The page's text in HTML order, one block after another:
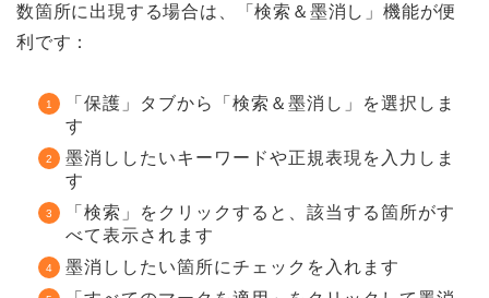
数箇所に出現する場合は、「検索＆墨消し」機能が便
利です：
「保護」タブから「検索＆墨消し」を選択しま
す
墨消ししたいキーワードや正規表現を入力しま
す
「検索」をクリックすると、該当する箇所がす
べて表示されます
墨消ししたい箇所にチェックを入れます